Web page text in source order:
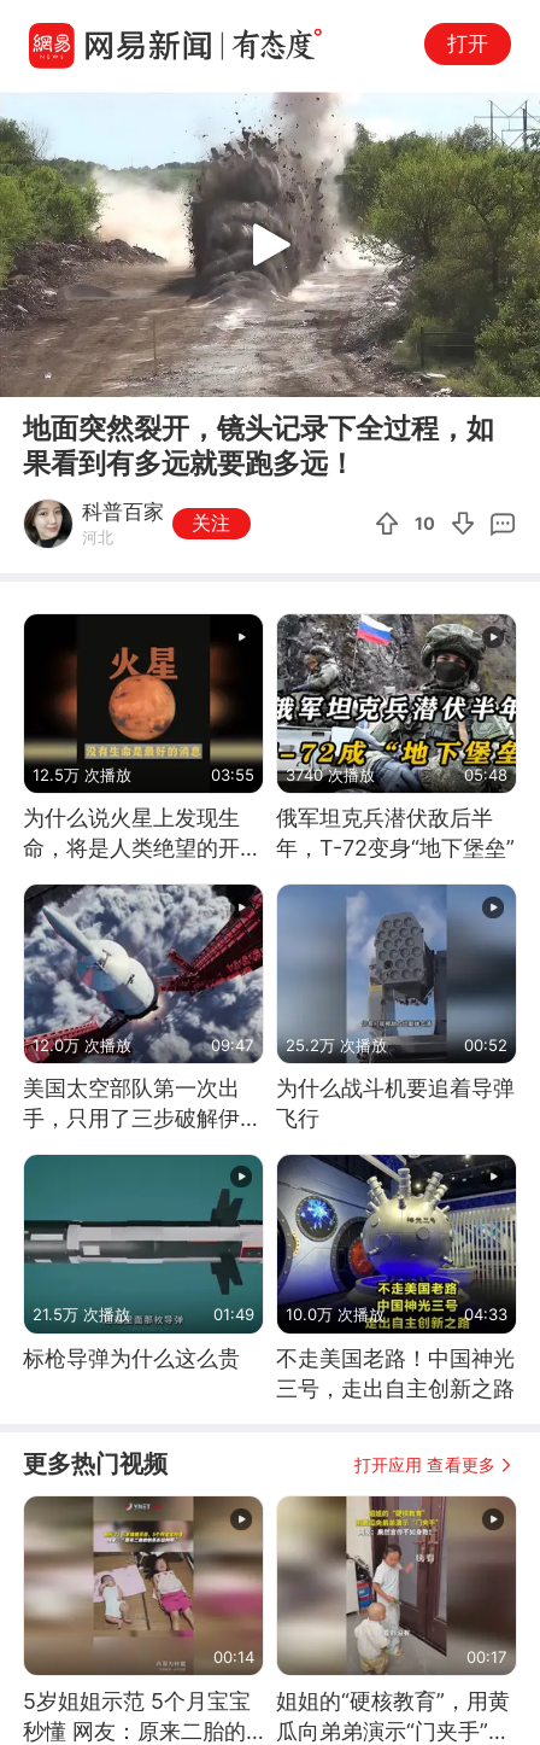
打开
00:00 01:11
Play
地面突然裂开，镜头记录下全过程，如
果看到有多远就要跑多远！
科普百家
河北
关注 10
12.5万 次播放 03:55
为什么说火星上发现生
命，将是人类绝望的开
始？
3740 次播放 05:48
俄军坦克兵潜伏敌后半
年，T-72变身“地下堡垒”
12.0万 次播放 09:47
美国太空部队第一次出
手，只用了三步破解伊朗
25.2万 次播放 00:52
为什么战斗机要追着导弹
飞行
21.5万 次播放 01:49
标枪导弹为什么这么贵
10.0万 次播放 04:33
不走美国老路！中国神光
三号，走出自主创新之路
更多热门视频 打开应用 查看更多
00:14
5岁姐姐示范 5个月宝宝
秒懂 网友：原来二胎的
00:17
姐姐的“硬核教育”，用黄
瓜向弟弟演示“门夹手”，